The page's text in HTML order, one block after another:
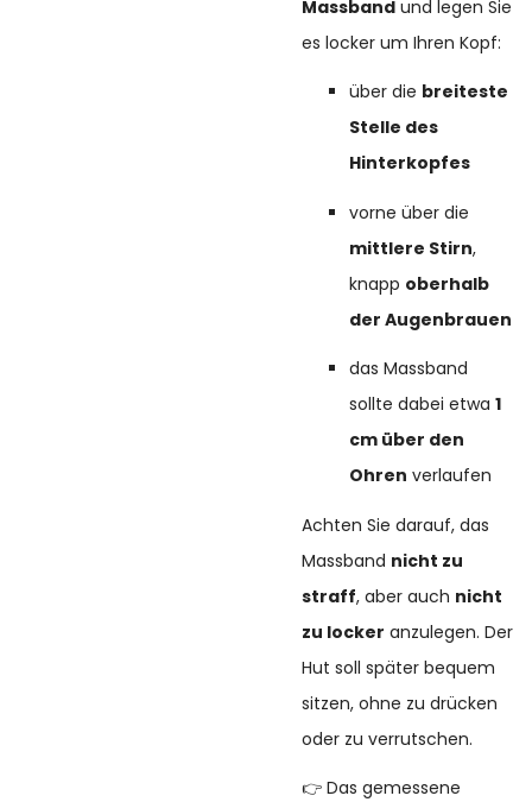
Massband und legen Sie
es locker um Ihren Kopf:
über die breiteste
Stelle des
Hinterkopfes
vorne über die
mittlere Stirn,
knapp oberhalb
der Augenbrauen
das Massband
sollte dabei etwa1
cm über den
Ohren verlaufen
Achten Sie darauf, das
Massband nicht zu
straff, aber auch nicht
zu locker anzulegen. Der
Hut soll später bequem
sitzen, ohne zu drücken
oder zu verrutschen.
👉 Das gemessene